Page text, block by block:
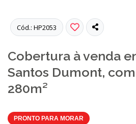
Cód.: HP2053
Cobertura à venda
Santos Dumont,
280m²
PRONTO PARA MORAR